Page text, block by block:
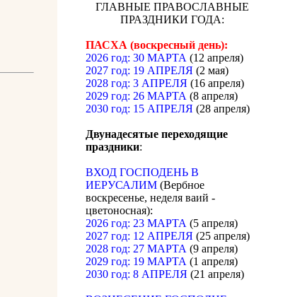
ГЛАВНЫЕ ПРАВОСЛАВНЫЕ
ПРАЗДНИКИ ГОДА:
ПАСХА (воскресный день):
2026 год: 30 МАРТА (12 апреля)
2027 год: 19 АПРЕЛЯ (2 мая)
2028 год: 3 АПРЕЛЯ (16 апреля)
2029 год: 26 МАРТА (8 апреля)
2030 год: 15 АПРЕЛЯ (28 апреля)
Двунадесятые переходящие
праздники:
ВХОД ГОСПОДЕНЬ В
ИЕРУСАЛИМ (Вербное
воскресенье, неделя ваий -
цветоносная):
2026 год: 23 МАРТА (5 апреля)
2027 год: 12 АПРЕЛЯ (25 апреля)
2028 год: 27 МАРТА (9 апреля)
2029 год: 19 МАРТА (1 апреля)
2030 год: 8 АПРЕЛЯ (21 апреля)